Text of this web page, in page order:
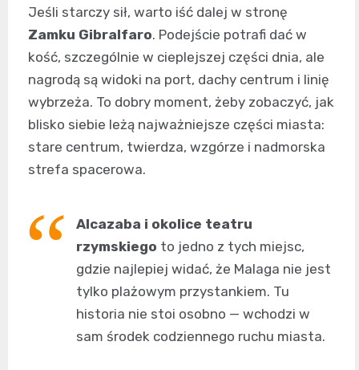
Jeśli starczy sił, warto iść dalej w stronę
Zamku Gibralfaro. Podejście potrafi dać w
kość, szczególnie w cieplejszej części dnia, ale
nagrodą są widoki na port, dachy centrum i linię
wybrzeża. To dobry moment, żeby zobaczyć, jak
blisko siebie leżą najważniejsze części miasta:
stare centrum, twierdza, wzgórze i nadmorska
strefa spacerowa.
Alcazaba i okolice teatru
rzymskiego to jedno z tych miejsc,
gdzie najlepiej widać, że Malaga nie jest
tylko plażowym przystankiem. Tu
historia nie stoi osobno — wchodzi w
sam środek codziennego ruchu miasta.